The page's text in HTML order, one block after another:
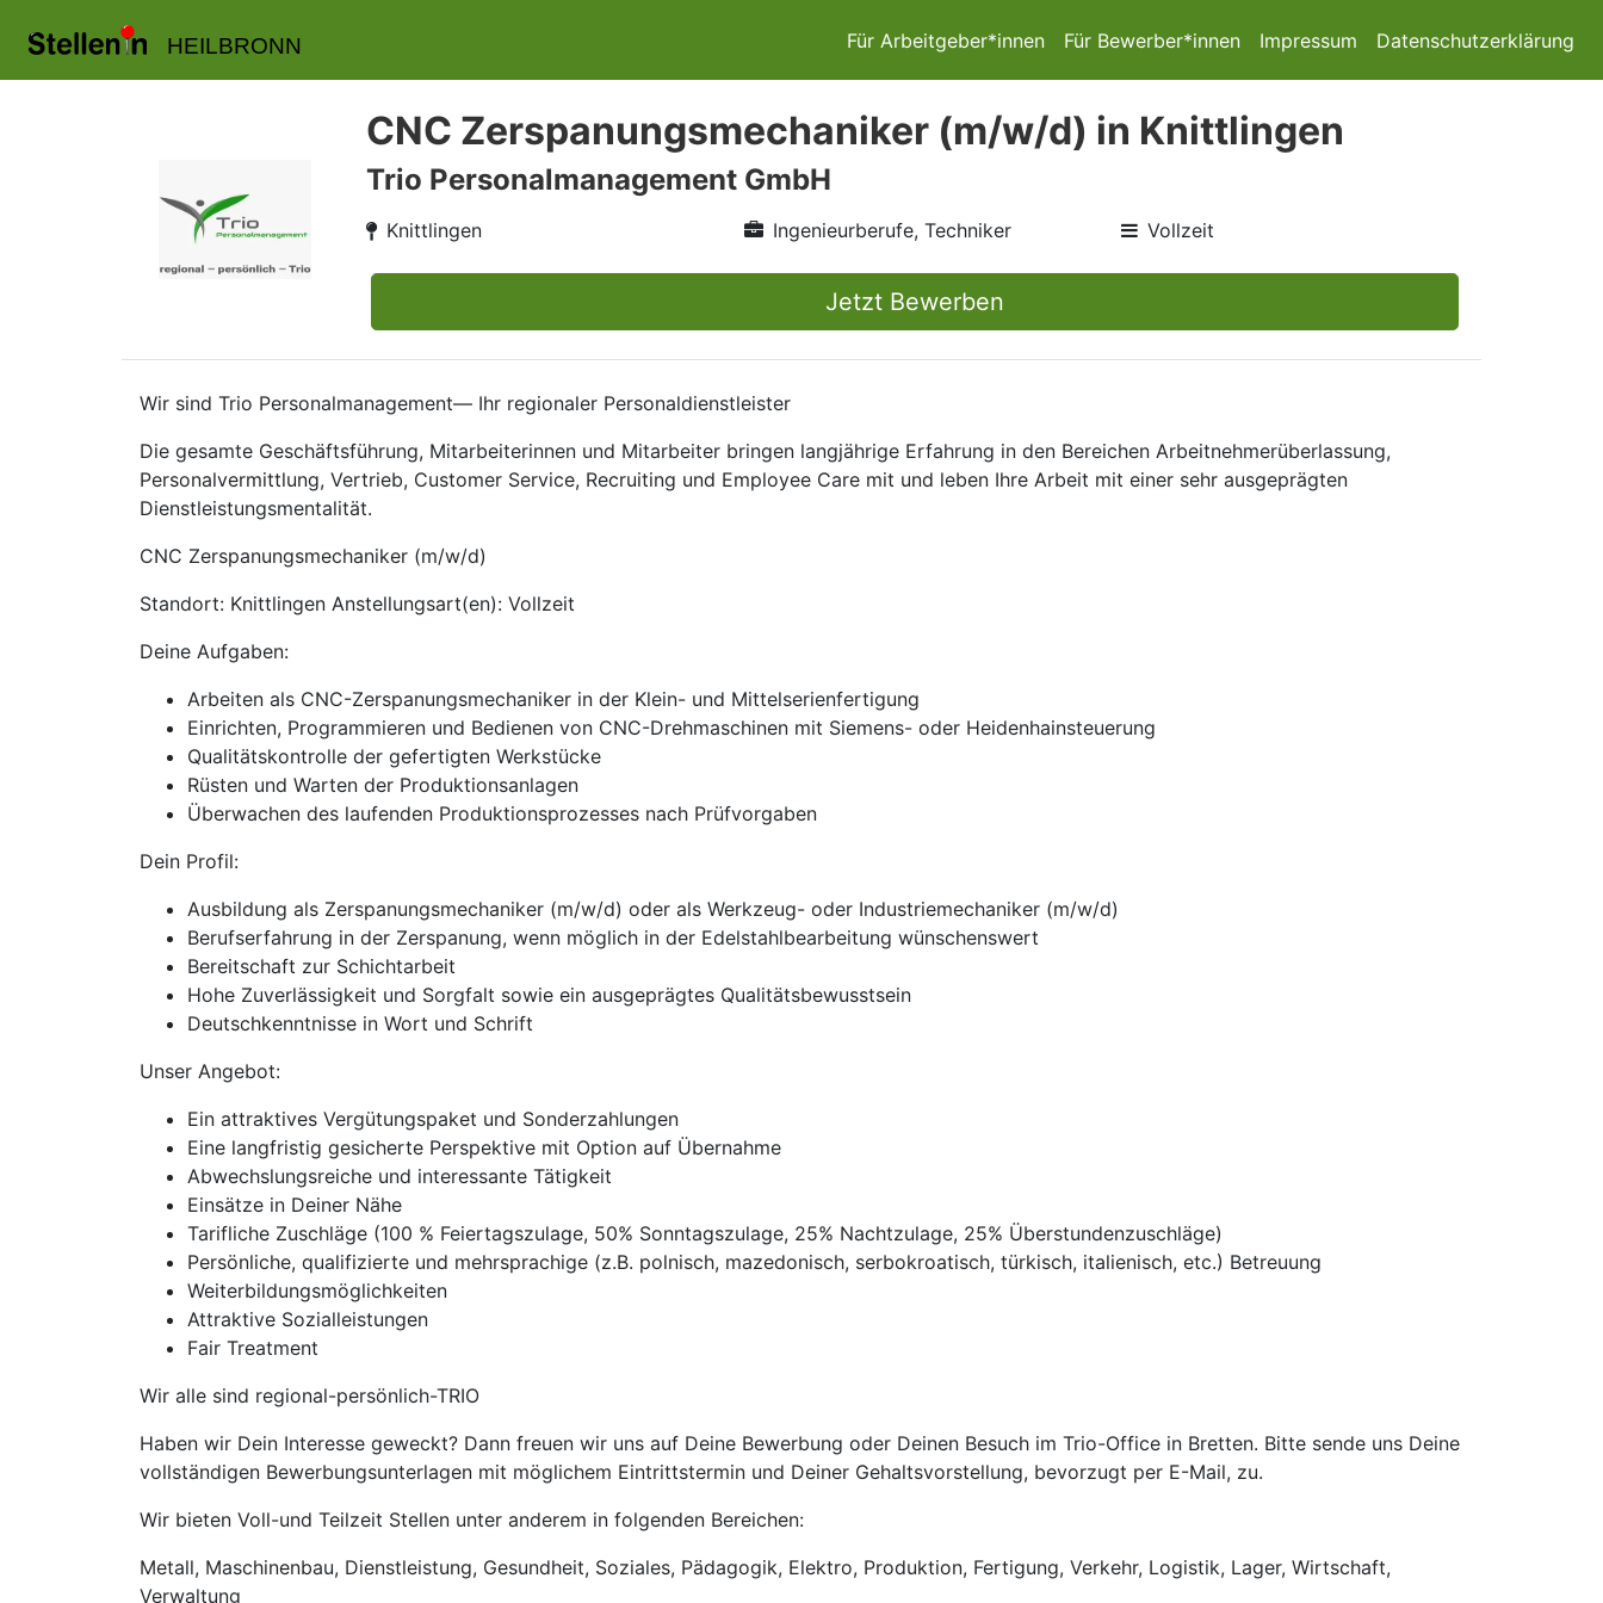
HEILBRONN Für Arbeitgeber*innen Für Bewerber*innen Impressum Datenschutzerklärung
CNC Zerspanungsmechaniker (m/w/d) in Knittlingen
Trio Personalmanagement GmbH
Knittlingen Ingenieurberufe, Techniker Vollzeit
Jetzt Bewerben
Wir sind Trio Personalmanagement— Ihr regionaler Personaldienstleister
Die gesamte Geschäftsführung, Mitarbeiterinnen und Mitarbeiter bringen langjährige Erfahrung in den Bereichen Arbeitnehmerüberlassung,
Personalvermittlung, Vertrieb, Customer Service, Recruiting und Employee Care mit und leben Ihre Arbeit mit einer sehr ausgeprägten
Dienstleistungsmentalität.
CNC Zerspanungsmechaniker (m/w/d)
Standort: Knittlingen Anstellungsart(en): Vollzeit
Deine Aufgaben:
Arbeiten als CNC-Zerspanungsmechaniker in der Klein- und Mittelserienfertigung
Einrichten, Programmieren und Bedienen von CNC-Drehmaschinen mit Siemens- oder Heidenhainsteuerung
Qualitätskontrolle der gefertigten Werkstücke
Rüsten und Warten der Produktionsanlagen
Überwachen des laufenden Produktionsprozesses nach Prüfvorgaben
Dein Profil:
Ausbildung als Zerspanungsmechaniker (m/w/d) oder als Werkzeug- oder Industriemechaniker (m/w/d)
Berufserfahrung in der Zerspanung, wenn möglich in der Edelstahlbearbeitung wünschenswert
Bereitschaft zur Schichtarbeit
Hohe Zuverlässigkeit und Sorgfalt sowie ein ausgeprägtes Qualitätsbewusstsein
Deutschkenntnisse in Wort und Schrift
Unser Angebot:
Ein attraktives Vergütungspaket und Sonderzahlungen
Eine langfristig gesicherte Perspektive mit Option auf Übernahme
Abwechslungsreiche und interessante Tätigkeit
Einsätze in Deiner Nähe
Tarifliche Zuschläge (100 % Feiertagszulage, 50% Sonntagszulage, 25% Nachtzulage, 25% Überstundenzuschläge)
Persönliche, qualifizierte und mehrsprachige (z.B. polnisch, mazedonisch, serbokroatisch, türkisch, italienisch, etc.) Betreuung
Weiterbildungsmöglichkeiten
Attraktive Sozialleistungen
Fair Treatment
Wir alle sind regional-persönlich-TRIO
Haben wir Dein Interesse geweckt? Dann freuen wir uns auf Deine Bewerbung oder Deinen Besuch im Trio-Office in Bretten. Bitte sende uns Deine
vollständigen Bewerbungsunterlagen mit möglichem Eintrittstermin und Deiner Gehaltsvorstellung, bevorzugt per E-Mail, zu.
Wir bieten Voll-und Teilzeit Stellen unter anderem in folgenden Bereichen:
Metall, Maschinenbau, Dienstleistung, Gesundheit, Soziales, Pädagogik, Elektro, Produktion, Fertigung, Verkehr, Logistik, Lager, Wirtschaft,
Verwaltung